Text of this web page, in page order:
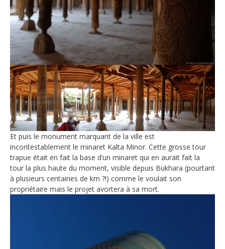
Et puis le monument marquant de la ville est
incontestablement le minaret Kalta Minor. Cette grosse tour
trapue était en fait la base d’un minaret qui en aurait fait la
tour la plus haute du moment, visible depuis Bukhara (pourtant
à plusieurs centaines de km ?!) comme le voulait son
propriétaire mais le projet avortera à sa mort.